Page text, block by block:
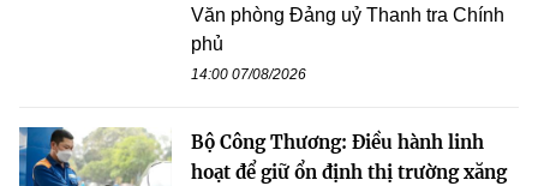
Văn phòng Đảng uỷ Thanh tra Chính
phủ
14:00 07/08/2026
Bộ Công Thương: Điều hành linh
hoạt để giữ ổn định thị trường xăng